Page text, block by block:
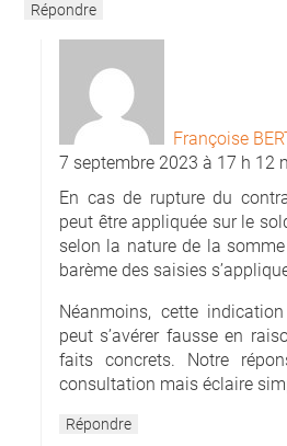
Répondre
Françoise
7 septembre 2023 à 17 h 12
En cas de rupture du
peut être appliquée sur le
selon la nature de la
barème des saisies
Néanmoins, cette
peut s’avérer fausse en
faits concrets. Notre
consultation mais éclaire
Répondre